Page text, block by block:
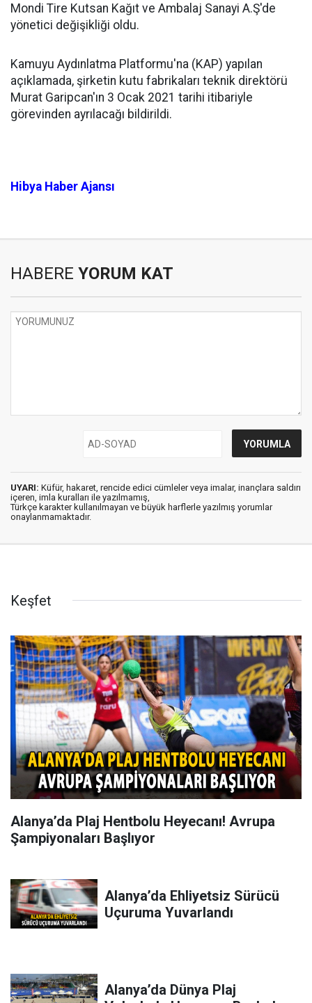
Mondi Tire Kutsan Kağıt ve Ambalaj Sanayi A.Ş'de
yönetici değişikliği oldu.
Kamuyu Aydınlatma Platformu'na (KAP) yapılan
açıklamada, şirketin kutu fabrikaları teknik direktörü
Murat Garipcan'ın 3 Ocak 2021 tarihi itibariyle
görevinden ayrılacağı bildirildi.
Hibya Haber Ajansı
HABERE YORUM KAT
UYARI: Küfür, hakaret, rencide edici cümleler veya imalar, inançlara saldırı
içeren, imla kuralları ile yazılmamış,
Türkçe karakter kullanılmayan ve büyük harflerle yazılmış yorumlar
onaylanmamaktadır.
Keşfet
Alanya’da Plaj Hentbolu Heyecanı! Avrupa
Şampiyonaları Başlıyor
Alanya’da Ehliyetsiz Sürücü
Uçuruma Yuvarlandı
Alanya’da Dünya Plaj